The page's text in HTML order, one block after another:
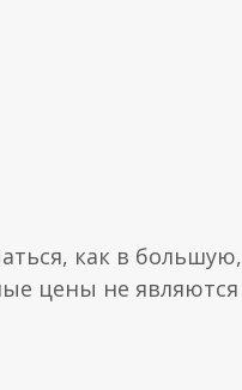
как в большую,
цены не являются